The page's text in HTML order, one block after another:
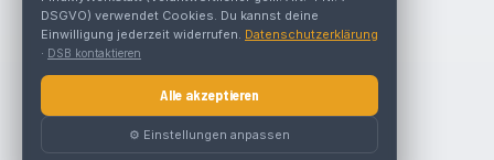
DSGVO) verwendet Cookies. Du kannst deine
Einwilligung jederzeit widerrufen. Datenschutzerklärung
· DSB kontaktieren
Alle akzeptieren
⚙️ Einstellungen anpassen